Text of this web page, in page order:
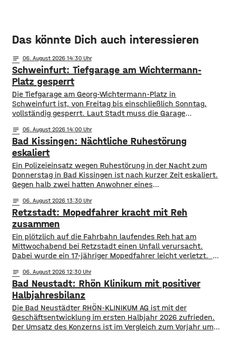
Das könnte Dich auch interessieren
notes 06. August 2026 14:30
Schweinfurt: Tiefgarage am Wichtermann-
Platz gesperrt
Die Tiefgarage am Georg-Wichtermann-Platz in
Schweinfurt ist, von Freitag bis einschließlich Sonntag,
vollständig gesperrt. Laut Stadt muss die Garage
während der Sperrung weder für Ein- noch Ausfahrten zur
Verfügung. Alternative Parkmöglichkeiten bieten unter
anderem, die Tiefgarage Graben oder die Parkgarage
Kunsthalle.
notes 06. August 2026 14:00
Bad Kissingen: Nächtliche Ruhestörung
eskaliert
Ein Polizeieinsatz wegen Ruhestörung in der Nacht zum
Donnerstag in Bad Kissingen ist nach kurzer Zeit eskaliert.
Gegen halb zwei hatten Anwohner eines
Wohnung laute Stimmen zu hören waren. N achdem die
Beamten vergeblich versucht hatten mit den Ruhestörern
in Kontakt zu treten, nahmen sie eine Anzeige auf.
notes 06. August 2026 13:30
Retzstadt: Mopedfahrer kracht mit Reh
zusammen
​​Ein plötzlich auf die Fahrbahn laufendes Reh hat am
Mittwochabend bei Retzstadt einen Unfall verursacht.
Dabei wurde ein 17-jähriger Mopedfahrer leicht verletzt. ​
seinem Moped zwischen Retzstadt und Güntersleben
unterwegs. Etwa 800 Meter nach dem Ortsausgang von
Retzstadt trat plötzlich das Reh auf die Fahrbahn. ​Der 17-
Jährige erfasste das Tier und stürzte. Er kam mit leichten
Verletzungen
notes 06. August 2026 12:30
Bad Neustadt: Rhön Klinikum mit positiver
Halbjahresbilanz
Die Bad Neustädter RHÖN-KLINIKUM AG ist mit der
Geschäftsentwicklung im ersten Halbjahr 2026 zufrieden.
Der Umsatz des Konzerns ist im Vergleich zum Vorjahr um